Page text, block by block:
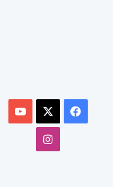
فيسبوك
انستقرام